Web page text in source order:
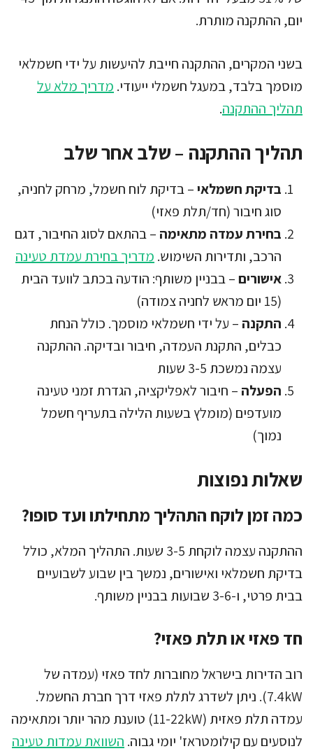
יום, ההתקנה מותרת.
בשני המקרים, ההתקנה חייבת להיעשות על ידי חשמלאי
מוסמך בלבד, במעגל חשמלי ייעודי. מדריך מלא על
תהליך ההתקנה.
תהליך ההתקנה – שלב אחר שלב
בדיקת חשמלאי– בדיקת לוח חשמל, מרחק לחניה,
סוג חיבור (חד/תלת פאזי)
בחירת עמדה מתאימה – בהתאם לסוג החיבור, דגם
הרכב, ותדירות השימוש. מדריך בחירת עמדת טעינה
אישורים– בבניין משותף: הודעה בכתב לוועד הבית
(15 יום מראש לחניה צמודה)
התקנה – על ידי חשמלאי מוסמך. כולל הנחת
כבלים, התקנת העמדה, חיבור ובדיקה. ההתקנה
עצמה נמשכת 3-5 שעות
הפעלה – חיבור לאפליקציה, הגדרת זמני טעינה
מועדפים (מומלץ בשעות הלילה בתעריף חשמל
נמוך)
שאלות נפוצות
כמה זמן לוקח התהליך מתחילתו ועד סופו?
ההתקנה עצמה לוקחת 3-5 שעות. התהליך המלא, כולל
בדיקת חשמלאי ואישורים, נמשך בין שבוע לשבועיים
בבית פרטי, ו-3-6 שבועות בבניין משותף.
חד פאזי או תלת פאזי?
רוב הדירות בישראל מחוברות לחד פאזי (עמדה של
7.4kW). ניתן לשדרג לתלת פאזי דרך חברת החשמל.
עמדה תלת פאזית (11-22kW) טוענת מהר יותר ומתאימה
לנוסעים עם קילומטראז' יומי גבוה. השוואת עמדות טעינה